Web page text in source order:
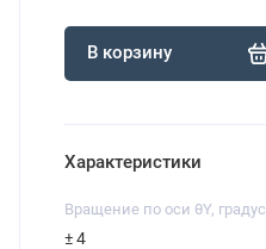
В корзину
Характеристики
Вращение по оси θY, градус
± 4